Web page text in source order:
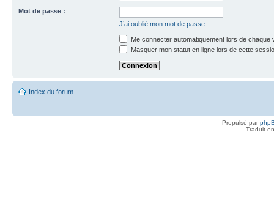
Mot de passe :
J’ai oublié mon mot de passe
Me connecter automatiquement lors de chaque
Masquer mon statut en ligne lors de cette
Index du forum
Propulsé par
Traduit